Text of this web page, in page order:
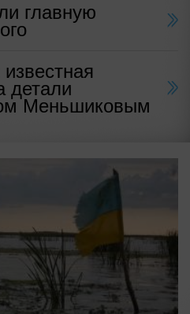
главную
детали
Меньшиковым